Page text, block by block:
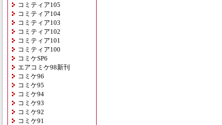
コミティア105
コミティア104
コミティア103
コミティア102
コミティア101
コミティア100
コミケSP6
エアコミケ98新刊
コミケ96
コミケ95
コミケ94
コミケ93
コミケ92
コミケ91